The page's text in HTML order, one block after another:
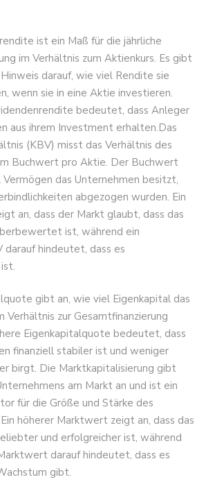
ist ein Maß für die jährliche
im Verhältnis zum Aktienkurs. Es gibt
darauf, wie viel Rendite sie
wenn sie in eine Aktie investieren.
bedeutet, dass Anleger
aus ihrem Investment erhalten.Das
(KBV) misst das Verhältnis des
Buchwert pro Aktie. Der Buchwert
das Unternehmen besitzt,
abgezogen wurden. Ein
an, dass der Markt glaubt, dass das
ist, während ein
darauf hindeutet, dass es
gibt an, wie viel Eigenkapital das
Verhältnis zur Gesamtfinanzierung
Eigenkapitalquote bedeutet, dass
finanziell stabiler ist und weniger
birgt. Die Marktkapitalisierung gibt
am Markt an und ist ein
für die Größe und Stärke des
höherer Marktwert zeigt an, dass das
und erfolgreicher ist, während
darauf hindeutet, dass es
gibt.